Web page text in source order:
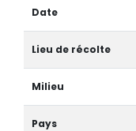
Date
Lieu de récolte
Milieu
Pays